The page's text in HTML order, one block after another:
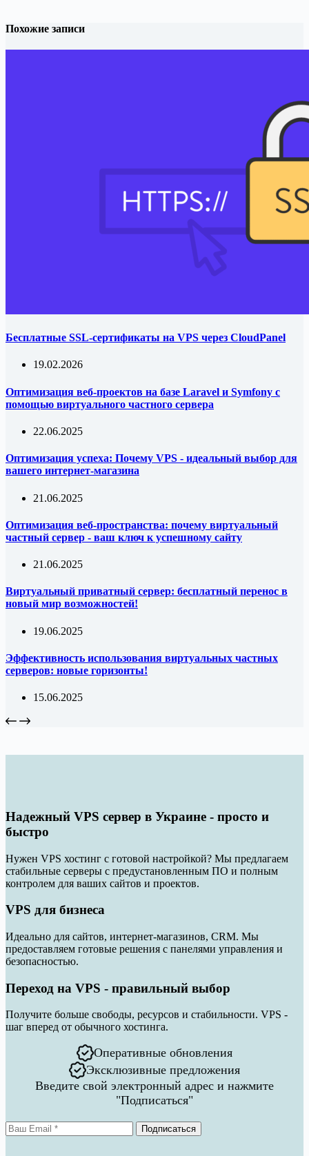
Похожие записи
Бесплатные SSL-сертификаты на VPS через CloudPanel
19.02.2026
Оптимизация веб-проектов на базе Laravel и Symfony с
помощью виртуального частного сервера
22.06.2025
Оптимизация успеха: Почему VPS - идеальный выбор для
вашего интернет-магазина
21.06.2025
Оптимизация веб-пространства: почему виртуальный
частный сервер - ваш ключ к успешному сайту
21.06.2025
Виртуальный приватный сервер: бесплатный перенос в
новый мир возможностей!
19.06.2025
Эффективность использования виртуальных частных
серверов: новые горизонты!
15.06.2025
Надежный VPS сервер в Украине - просто и
быстро
Нужен VPS хостинг с готовой настройкой? Мы предлагаем
стабильные серверы с предустановленным ПО и полным
контролем для ваших сайтов и проектов.
VPS для бизнеса
Идеально для сайтов, интернет-магазинов, CRM. Мы
предоставляем готовые решения с панелями управления и
безопасностью.
Переход на VPS - правильный выбор
Получите больше свободы, ресурсов и стабильности. VPS -
шаг вперед от обычного хостинга.
Оперативные обновления
Эксклюзивные предложения
Введите свой электронный адрес и нажмите
"Подписаться"
Подписаться